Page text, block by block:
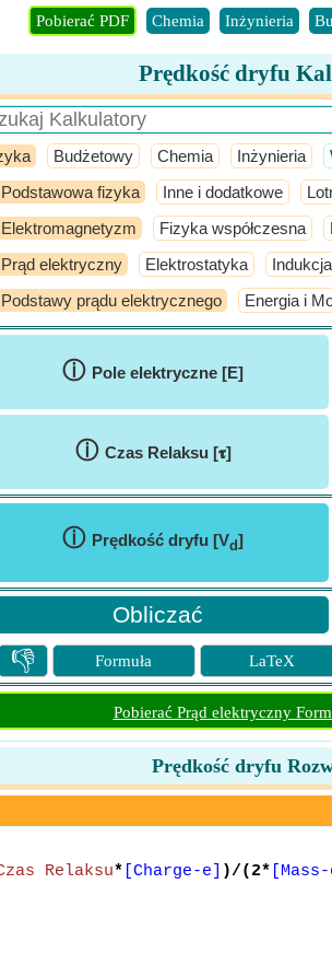
Pobierać PDF Chemia Inżynieria
Prędkość dryfu
Budżetowy Chemia Inżynieria
Podstawowa fizyka Inne i dodatkowe
Elektromagnetyzm Fizyka współczesna
Prąd elektryczny Elektrostatyka
Podstawy prądu elektrycznego Energia i
ⓘ Pole elektryczne [E]
ⓘ Czas Relaksu [𝛕]
ⓘ Prędkość dryfu [Vd]
👎 Formuła LaTeX
Pobierać Prąd elektryczny
Prędkość dryfu
Relaksu* [Charge-e] )/(2* [Mass-